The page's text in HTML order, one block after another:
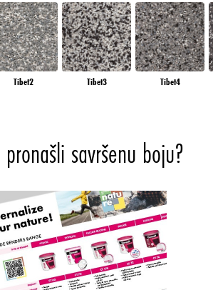
Tibet2 Tibet3 Tibet4
savršenu boju?